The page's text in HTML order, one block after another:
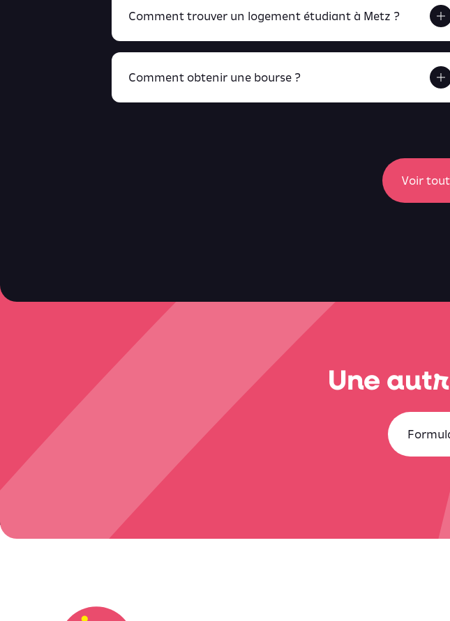
Comment trouver un logement étudiant à Metz ?
Retrouve tout ça en
Comment obtenir une bourse ?
Voir
Une